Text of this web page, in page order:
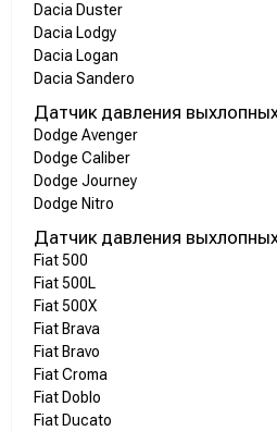
Dacia Duster
Dacia Lodgy
Dacia Logan
Dacia Sandero
Датчик давления
Dodge Avenger
Dodge Caliber
Dodge Journey
Dodge Nitro
Датчик давления
Fiat 500
Fiat 500L
Fiat 500X
Fiat Brava
Fiat Bravo
Fiat Croma
Fiat Doblo
Fiat Ducato